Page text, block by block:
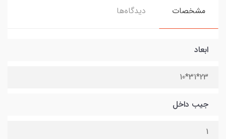
مشخصات دیدگاه‌ها
ابعاد
23*31*10
جیب داخل
1